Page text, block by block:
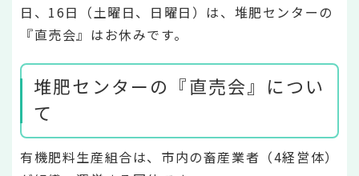
日、16日（土曜日、日曜日）は、堆肥センターの
『直売会』はお休みです。
堆肥センターの『直売会』につい
て
有機肥料生産組合は、市内の畜産業者（4経営体）